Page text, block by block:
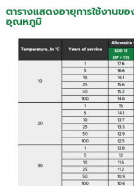
ตารางแสดงอายุการใช้งานข
อุณหภูมิ